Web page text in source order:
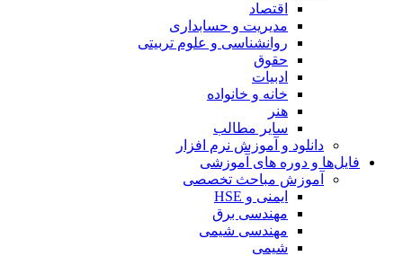
اقتصاد
مدیریت و حسابداری
روانشناسی و علوم تربیتی
حقوق
ادبیات
خانه و خانواده
هنر
سایر مطالب
دانلود و آموزش نرم افزار
فایل‌ها و دوره های آموزشی
آموزش مباحث تخصصی
ایمنی و HSE
مهندسی برق
مهندسی شیمی
شیمی